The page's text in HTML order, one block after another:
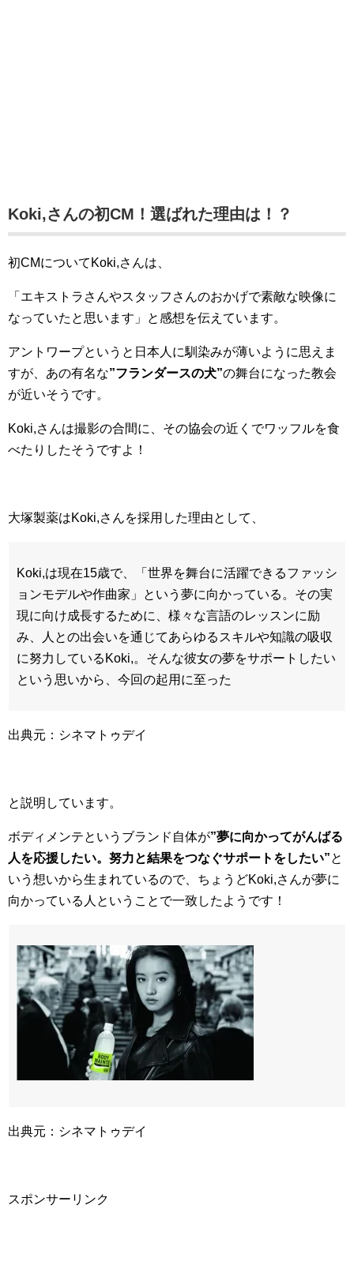
Koki,さんの初CM！選ばれた理由は！？
初CMについてKoki,さんは、
「エキストラさんやスタッフさんのおかげで素敵な映像に
なっていたと思います」と感想を伝えています。
アントワープというと日本人に馴染みが薄いように思えま
すが、あの有名な”フランダースの犬”の舞台になった教会
が近いそうです。
Koki,さんは撮影の合間に、その協会の近くでワッフルを食
べたりしたそうですよ！
大塚製薬はKoki,さんを採用した理由として、
Koki,は現在15歳で、「世界を舞台に活躍できるファッシ
ョンモデルや作曲家」という夢に向かっている。その実
現に向け成長するために、様々な言語のレッスンに励
み、人との出会いを通じてあらゆるスキルや知識の吸収
に努力しているKoki,。そんな彼女の夢をサポートしたい
という思いから、今回の起用に至った
出典元：シネマトゥデイ
と説明しています。
ボディメンテというブランド自体が”夢に向かってがんばる
人を応援したい。努力と結果をつなぐサポートをしたい”と
いう想いから生まれているので、ちょうどKoki,さんが夢に
向かっている人ということで一致したようです！
出典元：シネマトゥデイ
スポンサーリンク